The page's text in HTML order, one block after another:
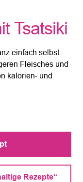
Tsatsiki
einfach selbst
Fleisches und
kalorien- und
Rezepte“